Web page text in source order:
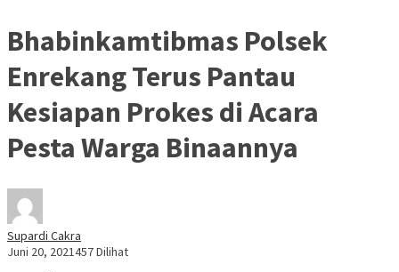
Bhabinkamtibmas Polsek
Enrekang Terus Pantau
Kesiapan Prokes di Acara
Pesta Warga Binaannya
Supardi Cakra
Juni 20, 2021457 Dilihat